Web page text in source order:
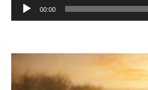
00:00